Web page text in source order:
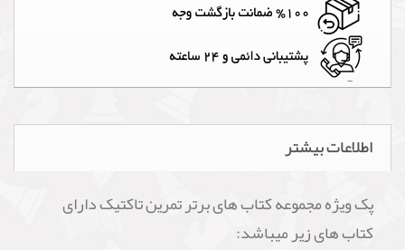
اطلاعات بیشتر
پک ویژه مجموعه کتاب های برتر تمرین تاکتیک دارای
کتاب های زیر میباشد: